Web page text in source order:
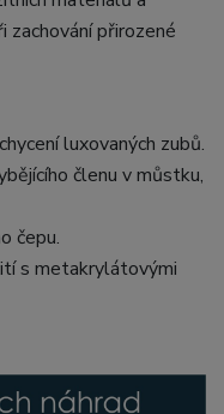
zachování přirozené
luxovaných zubů.
členu v můstku,
čepu.
s metakrylátovými